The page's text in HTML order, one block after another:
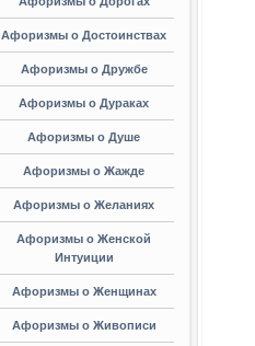
Афоризмы о Достоинствах
Афоризмы о Дружбе
Афоризмы о Дураках
Афоризмы о Душе
Афоризмы о Жажде
Афоризмы о Желаниях
Афоризмы о Женской
Интуиции
Афоризмы о Женщинах
Афоризмы о Живописи